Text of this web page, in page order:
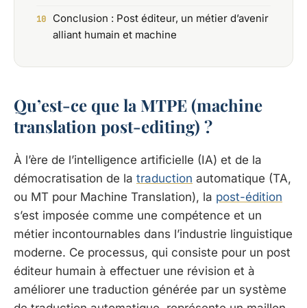
Conclusion : Post éditeur, un métier d’avenir
alliant humain et machine
Qu’est-ce que la MTPE (machine
translation post-editing) ?
À l’ère de l’intelligence artificielle (IA) et de la
démocratisation de la traduction automatique (TA,
ou MT pour Machine Translation), la post-édition
s’est imposée comme une compétence et un
métier incontournables dans l’industrie linguistique
moderne. Ce processus, qui consiste pour un post
éditeur humain à effectuer une révision et à
améliorer une traduction générée par un système